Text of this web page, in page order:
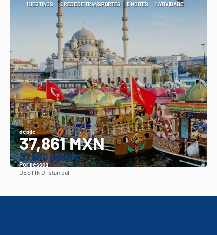
1 DESTINOS 2 REDE DE TRANSPORTES 5 NOITES 1 ATIVIDADE
desde
37,861 MXN
37.860 pontos
Por pessoa
DESTINO: Istambul